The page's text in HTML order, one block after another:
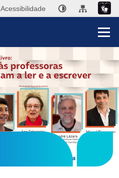
Acessibilidade
A